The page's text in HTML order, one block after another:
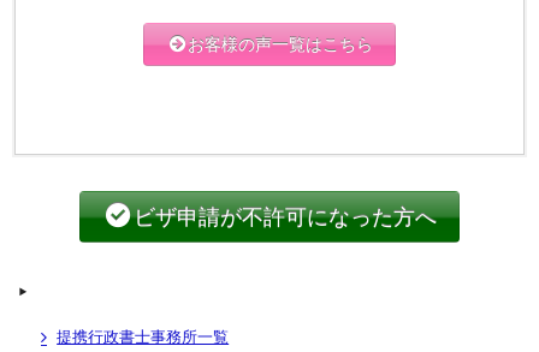
お客様の声一覧はこちら
ビザ申請が不許可になった方へ
提携行政書士事務所一覧